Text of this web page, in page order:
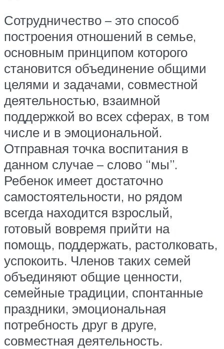
Сотрудничество – это способ
построения отношений в семье,
основным принципом которого
становится объединение общими
целями и задачами, совместной
деятельностью, взаимной
поддержкой во всех сферах, в том
числе и в эмоциональной.
Отправная точка воспитания в
данном случае – слово “мы”.
Ребенок имеет достаточно
самостоятельности, но рядом
всегда находится взрослый,
готовый вовремя прийти на
помощь, поддержать, растолковать,
успокоить. Членов таких семей
объединяют общие ценности,
семейные традиции, спонтанные
праздники, эмоциональная
потребность друг в друге,
совместная деятельность.